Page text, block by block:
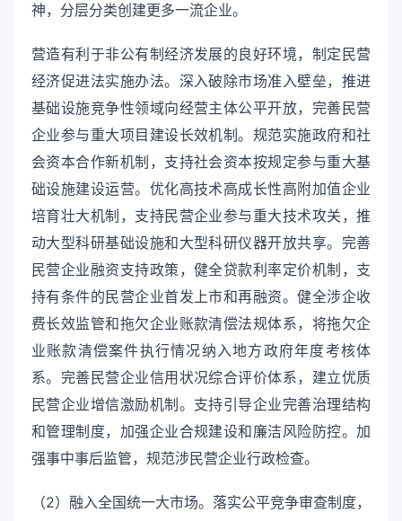
神，分层分类创建更多一流企业。
营造有利于非公有制经济发展的良好环境，制定民营
经济促进法实施办法。深入破除市场准入壁垒，推进
基础设施竞争性领域向经营主体公平开放，完善民营
企业参与重大项目建设长效机制。规范实施政府和社
会资本合作新机制，支持社会资本按规定参与重大基
础设施建设运营。优化高技术高成长性高附加值企业
培育壮大机制，支持民营企业参与重大技术攻关，推
动大型科研基础设施和大型科研仪器开放共享。完善
民营企业融资支持政策，健全贷款利率定价机制，支
持有条件的民营企业首发上市和再融资。健全涉企收
费长效监管和拖欠企业账款清偿法规体系，将拖欠企
业账款清偿案件执行情况纳入地方政府年度考核体
系。完善民营企业信用状况综合评价体系，建立优质
民营企业增信激励机制。支持引导企业完善治理结构
和管理制度，加强企业合规建设和廉洁风险防控。加
强事中事后监管，规范涉民营企业行政检查。
（2）融入全国统一大市场。落实公平竞争审查制度，